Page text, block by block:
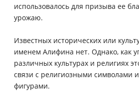
использовалось для призыва ее
урожаю.
Известных исторических или
именем Алифина нет. Однако, как
различных культурах и религиях
связи с религиозными символами
фигурами.